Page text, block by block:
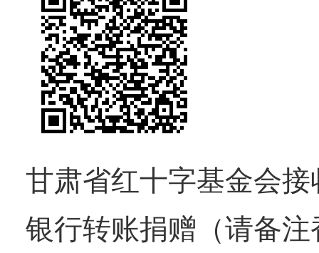
甘肃省红十字基金会
银行转账捐赠（请备